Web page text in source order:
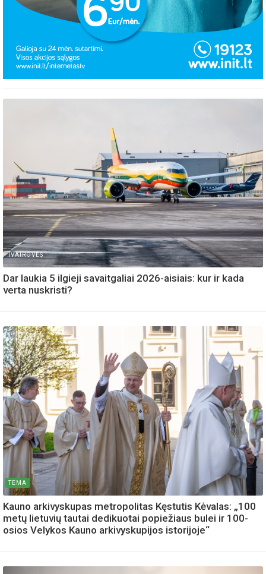
IVAIROVES
Dar laukia 5 ilgieji savaitgaliai 2026-aisiais: kur ir kada
verta nuskristi?
TEMA
Kauno arkivyskupas metropolitas Kęstutis Kėvalas: „100
metų lietuvių tautai dedikuotai popiežiaus bulei ir 100-
osios Velykos Kauno arkivyskupijos istorijoje“